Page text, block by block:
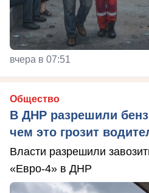
вчера в 07:51
Общество
В ДНР разрешили
чем это грозит
Власти разрешили
«Евро-4» в ДНР